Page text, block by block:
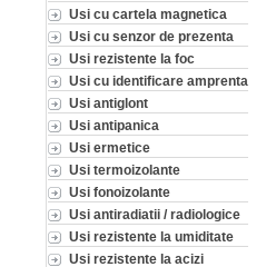
Usi cu cartela magnetica
Usi cu senzor de prezenta
Usi rezistente la foc
Usi cu identificare amprenta
Usi antiglont
Usi antipanica
Usi ermetice
Usi termoizolante
Usi fonoizolante
Usi antiradiatii / radiologice
Usi rezistente la umiditate
Usi rezistente la acizi